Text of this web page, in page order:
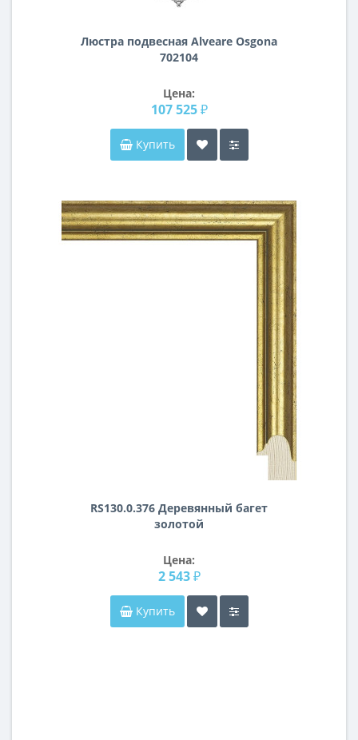
Люстра подвесная Alveare Osgona
702104
Цена:
107 525 ₽
Купить
RS130.0.376 Деревянный багет
золотой
Цена:
2 543 ₽
Купить